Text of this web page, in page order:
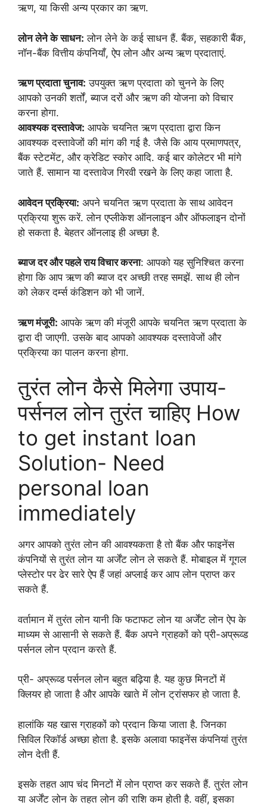
ऋण, या किसी अन्य प्रकार का ऋण.
लोन लेने के साधन: लोन लेने के कई साधन हैं. बैंक, सहकारी बैंक,
नॉन-बैंक वित्तीय कंपनियाँ, ऐप लोन और अन्य ऋण प्रदाताएं.
ऋण प्रदाता चुनाव: उपयुक्त ऋण प्रदाता को चुनने के लिए
आपको उनकी शर्तों, ब्याज दरों और ऋण की योजना को विचार
करना होगा.
आवश्यक दस्तावेज: आपके चयनित ऋण प्रदाता द्वारा किन
आवश्यक दस्तावेजों की मांग की गई है. जैसे कि आय प्रमाणपत्र,
बैंक स्टेटमेंट, और क्रेडिट स्कोर आदि. कई बार कोलेटर भी मांगे
जाते हैं. सामान या दस्तावेज गिरवी रखने के लिए कहा जाता है.
आवेदन प्रक्रिया: अपने चयनित ऋण प्रदाता के साथ आवेदन
प्रक्रिया शुरू करें. लोन एप्लीकेश ऑनलाइन और ऑफलाइन दोनों
हो सकता है. बेहतर ऑनलाइ ही अच्छा है.
ब्याज दर और पहले राय विचार करना: आपको यह सुनिश्चित करना
होगा कि आप ऋण की ब्याज दर अच्छी तरह समझें. साथ ही लोन
को लेकर दर्म्स कंडिशन को भी जानें.
ऋण मंजूरी: आपके ऋण की मंजूरी आपके चयनित ऋण प्रदाता के
द्वारा दी जाएगी. उसके बाद आपको आवश्यक दस्तावेजों और
प्रक्रिया का पालन करना होगा.
तुरंत लोन कैसे मिलेगा उपाय-
पर्सनल लोन तुरंत चाहिए How
to get instant loan
Solution- Need
personal loan
immediately
अगर आपको तुरंत लोन की आवश्यकता है तो बैंक और फाइनेंस
कंपनियों से तुरंत लोन या अर्जेंट लोन ले सकते हैं. मोबाइल में गूगल
प्लेस्टोर पर ढेर सारे ऐप हैं जहां अप्लाई कर आप लोन प्राप्त कर
सकते हैं.
वर्तामान में तुरंत लोन यानी कि फटाफट लोन या अर्जेंट लोन ऐप के
माध्यम से आसानी से सकते हैं. बैंक अपने ग्राहकों को प्री-अप्रूव्ड
पर्सनल लोन प्रदान करते हैं.
प्री- अप्रूव्ड पर्सनल लोन बहुत बढ़िया है. यह कुछ मिनटों में
क्लियर हो जाता है और आपके खाते में लोन ट्रांसफर हो जाता है.
हालांकि यह खास ग्राहकों को प्रदान किया जाता है. जिनका
सिविल रिकॉर्ड अच्छा होता है. इसके अलावा फाइनेंस कंपनियां तुरंत
लोन देती हैं.
इसके तहत आप चंद मिनटों में लोन प्राप्त कर सकते हैं. तुरंत लोन
या अर्जेंट लोन के तहत लोन की राशि कम होती है. वहीं, इसका